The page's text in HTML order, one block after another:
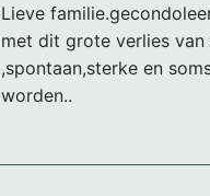
Lieve
met dit grote verlies
,spontaan,sterke en
worden..